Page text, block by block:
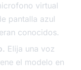
virtual
pantalla azul
conocidos.
Elija una voz
el modelo en